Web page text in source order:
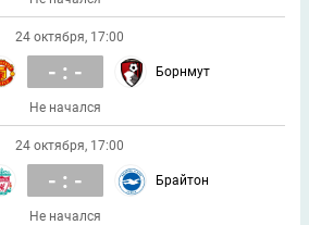
24 октября, 17:00
- : - Борнмут
Не начался
24 октября, 17:00
- : - Брайтон
Не начался